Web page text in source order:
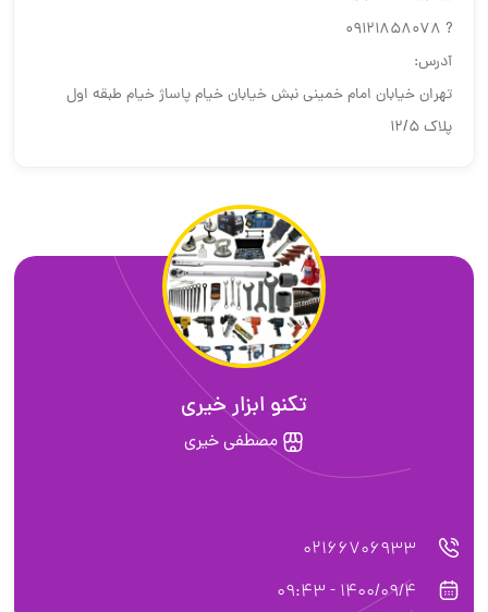
? 09121858078
آدرس:
تهران خیابان امام خمینی نبش خیابان خیام پاساژ خیام طبقه اول
پلاک ١٢/۵
تکنو ابزار خیری
مصطفی خیری
02166706933
1400/09/4 - 09:43